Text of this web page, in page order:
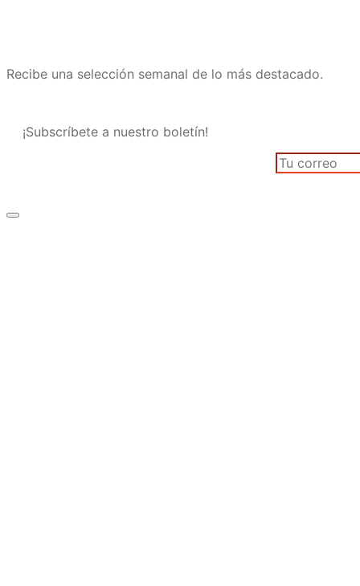
Recibe una selección semanal de lo más destacado.
¡Subscríbete a nuestro boletín!